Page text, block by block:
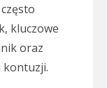
kluczowe
oraz
kontuzji.